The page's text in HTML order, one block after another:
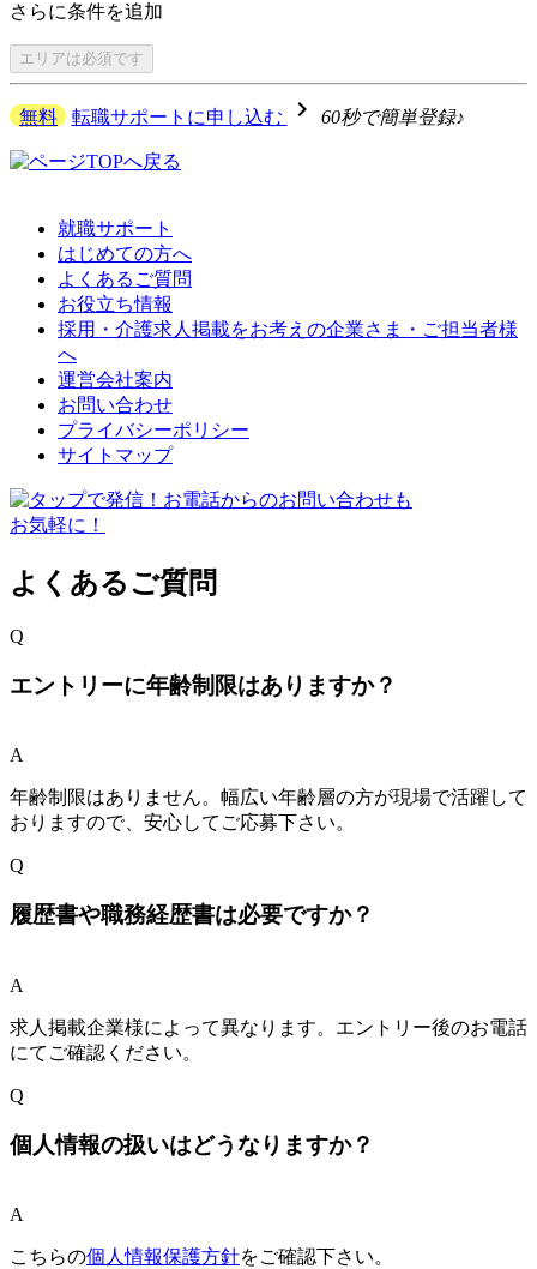
さらに条件を追加
エリアは必須です
無料 転職サポートに申し込む navigate_next 60秒で簡単登録♪
就職サポート
はじめての方へ
よくあるご質問
お役立ち情報
採用・介護求人掲載をお考えの企業さま・ご担当者様
へ
運営会社案内
お問い合わせ
プライバシーポリシー
サイトマップ
よくあるご質問
Q
エントリーに年齢制限はありますか？
A
年齢制限はありません。幅広い年齢層の方が現場で活躍して
おりますので、安心してご応募下さい。
Q
履歴書や職務経歴書は必要ですか？
A
求人掲載企業様によって異なります。エントリー後のお電話
にてご確認ください。
Q
個人情報の扱いはどうなりますか？
A
こちらの個人情報保護方針をご確認下さい。